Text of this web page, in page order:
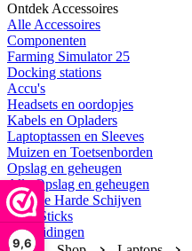
9,6
Ontdek Accessoires
Alle Accessoires
Componenten
Farming Simulator 25
Docking stations
Accu's
Headsets en oordopjes
Kabels en Opladers
Laptoptassen en Sleeves
Muizen en Toetsenborden
Opslag en geheugen
Alle Opslag en geheugen
Externe Harde Schijven
USB Sticks
Uitbreidingen
Home